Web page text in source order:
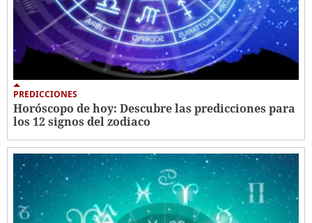
PREDICCIONES
Horóscopo de hoy: Descubre las predicciones para
los 12 signos del zodiaco